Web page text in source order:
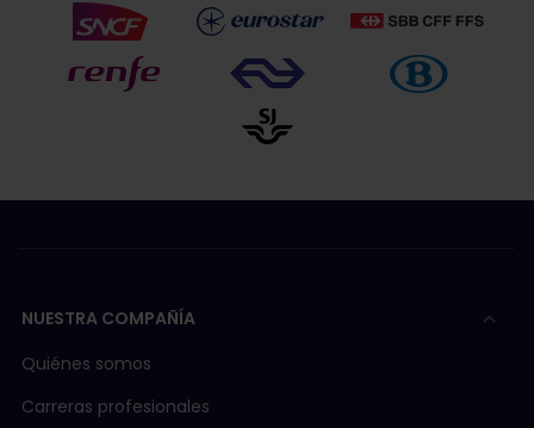
NUESTRA COMPAÑÍA
Quiénes somos
Carreras profesionales